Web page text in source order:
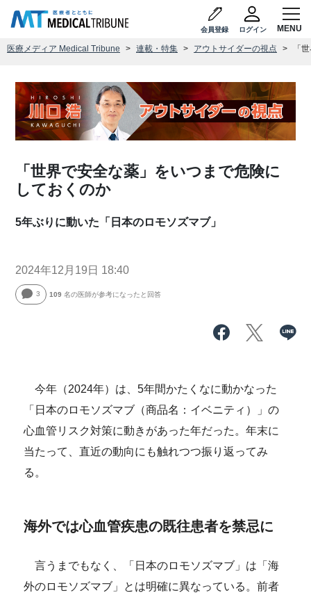
会員登録 ログイン
医療メディア Medical Tribune 連載・特集 アウトサイダーの視点 「
「世界で安全な薬」をいつまで危険に
しておくのか
5年ぶりに動いた「日本のロモソズマブ」
2024年12月19日 18:40
3 109 名の医師が参考になったと回答
今年（2024年）は、5年間かたくなに動かなった
「日本のロモソズマブ（商品名：イベニティ）」の
心血管リスク対策に動きがあった年だった。年末に
当たって、直近の動向にも触れつつ振り返ってみ
る。
海外では心血管疾患の既往患者を禁忌に
言うまでもなく、「日本のロモソズマブ」は「海
外のロモソズマブ」とは明確に異なっている。前者